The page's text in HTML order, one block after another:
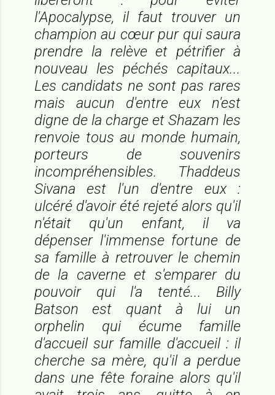
l'Apocalypse, il faut trouver un
champion au cœur pur qui saura
prendre la relève et pétrifier à
nouveau les péchés capitaux...
Les candidats ne sont pas rares
mais aucun d'entre eux n'est
digne de la charge et Shazam les
renvoie tous au monde humain,
porteurs de souvenirs
incompréhensibles. Thaddeus
Sivana est l'un d'entre eux :
ulcéré d'avoir été rejeté alors qu'il
n'était qu'un enfant, il va
dépenser l'immense fortune de
sa famille à retrouver le chemin
de la caverne et s'emparer du
pouvoir qui l'a tenté... Billy
Batson est quant à lui un
orphelin qui écume famille
d'accueil sur famille d'accueil : il
cherche sa mère, qu'il a perdue
dans une fête foraine alors qu'il